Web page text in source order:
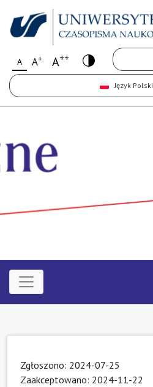
A A+ A++
Język Polski
Zgłoszono: 2024-07-25
Zaakceptowano: 2024-11-22